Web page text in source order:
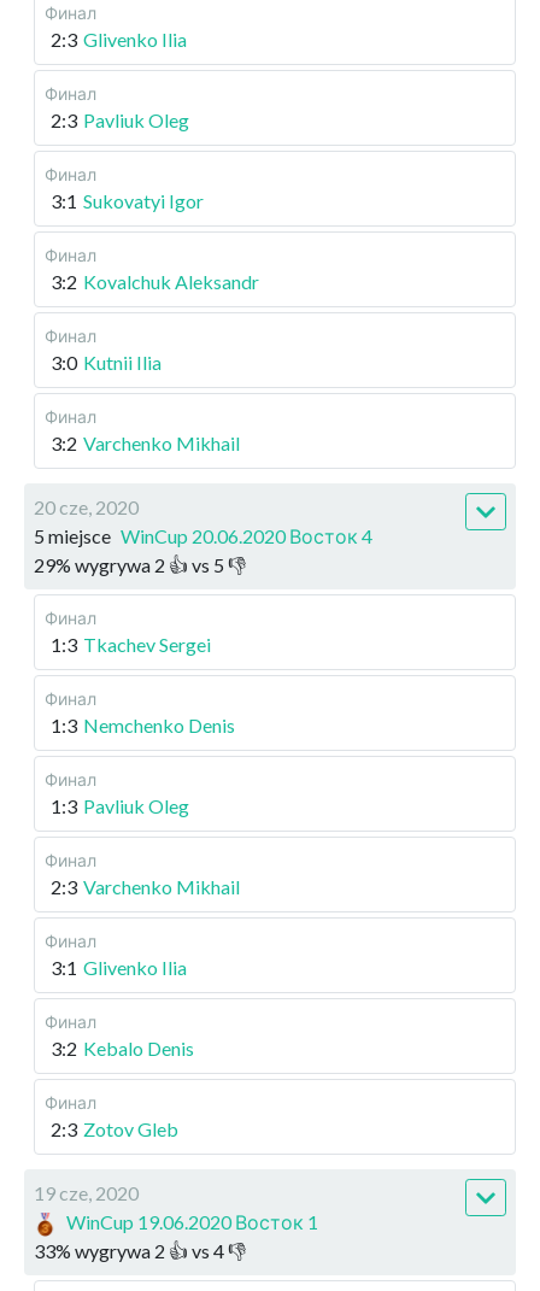
Финал
2:3 Glivenko Ilia
Финал
2:3 Pavliuk Oleg
Финал
3:1 Sukovatyi Igor
Финал
3:2 Kovalchuk Aleksandr
Финал
3:0 Kutnii Ilia
Финал
3:2 Varchenko Mikhail
20 cze, 2020
5 miejsce WinCup 20.06.2020 Восток 4
29% wygrywa 2 👍 vs 5 👎
Финал
1:3 Tkachev Sergei
Финал
1:3 Nemchenko Denis
Финал
1:3 Pavliuk Oleg
Финал
2:3 Varchenko Mikhail
Финал
3:1 Glivenko Ilia
Финал
3:2 Kebalo Denis
Финал
2:3 Zotov Gleb
19 cze, 2020
WinCup 19.06.2020 Восток 1
33% wygrywa 2 👍 vs 4👎